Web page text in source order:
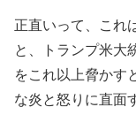
正直いって、これ
と、トランプ米大
をこれ以上脅かす
な炎と怒りに直面